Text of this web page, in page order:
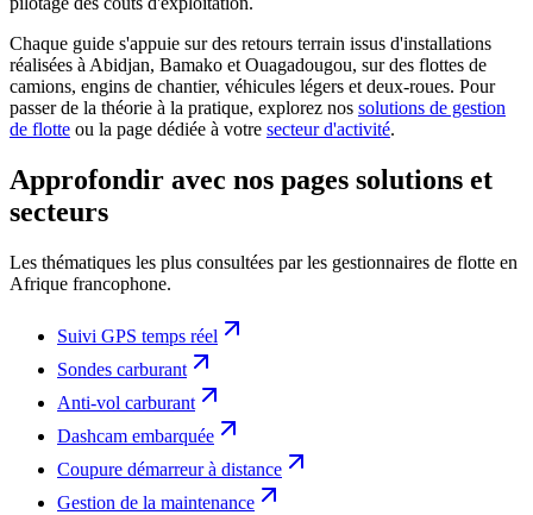
Chaque guide s'appuie sur des retours terrain issus d'installations
réalisées à Abidjan, Bamako et Ouagadougou, sur des flottes de
camions, engins de chantier, véhicules légers et deux-roues. Pour
passer de la théorie à la pratique, explorez nos solutions de gestion
de flotte ou la page dédiée à votre secteur d'activité.
Approfondir avec nos pages solutions et
secteurs
Les thématiques les plus consultées par les gestionnaires de flotte en
Afrique francophone.
Suivi GPS temps réel
Sondes carburant
Anti-vol carburant
Dashcam embarquée
Coupure démarreur à distance
Gestion de la maintenance